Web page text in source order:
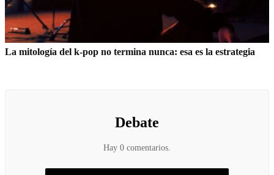
La mitología del k-pop no termina nunca: esa es la estrategia
Debate
Hay 0 comentarios.